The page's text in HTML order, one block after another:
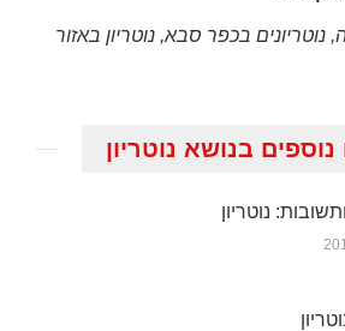
נוטריונים בכפר סבא, נוטריון באזור
בנושא נוטריון
נוטריון